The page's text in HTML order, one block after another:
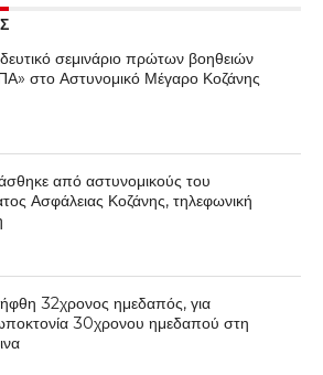
σεμινάριο πρώτων βοηθειών
στο Αστυνομικό Μέγαρο Κοζάνης
από αστυνομικούς του
Ασφάλειας Κοζάνης, τηλεφωνική
32χρονος ημεδαπός, για
30χρονου ημεδαπού στη